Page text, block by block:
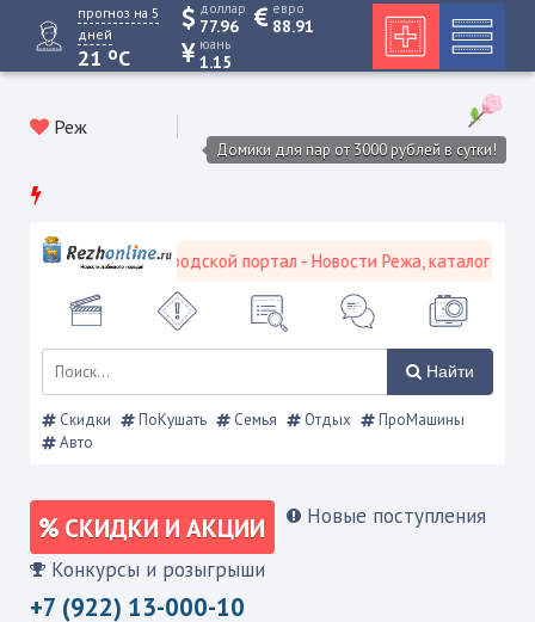
прогноз на 5
дней
21 oC
доллар
77.96
евро
88.91
юань
1.15
Реж
Домики для пар от 3000 рублей в сутки!
Режевской городской портал - Новости Режа, каталог
Найти
Скидки ПоКушать Семья Отдых
ПроМашины
Авто
СКИДКИ И АКЦИИ Новые поступления
Конкурсы и розыгрыши
+7 (922) 13-000-10